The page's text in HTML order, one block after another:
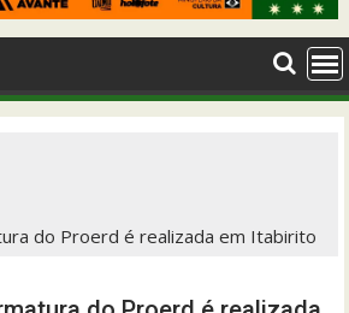
do Proerd é realizada em Itabirito